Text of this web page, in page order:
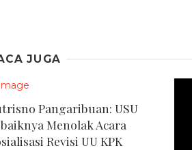
JUGA
Pangaribuan: USU
Menolak Acara
Revisi UU KPK